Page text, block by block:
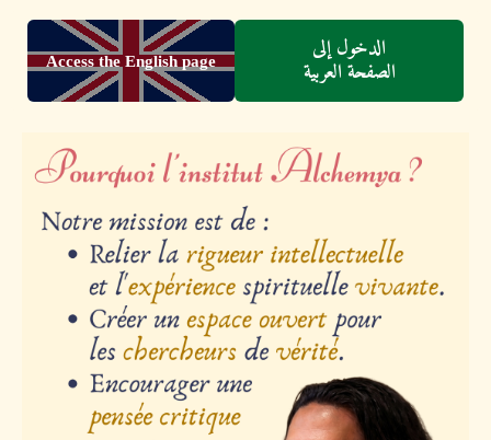
Access the English page الدخول إلى
الصفحة العربية